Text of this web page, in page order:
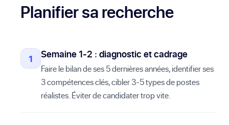
Planifier sa recherche
Semaine 1-2 : diagnostic et cadrage
Faire le bilan de ses 5 dernières années, identifier ses
3 compétences clés, cibler 3-5 types de postes
réalistes. Éviter de candidater trop vite.